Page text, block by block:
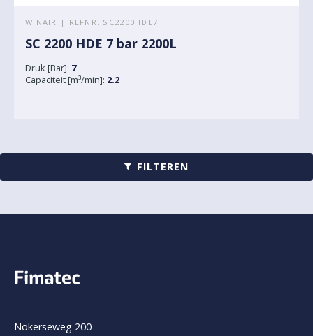
WINAIR | REFNR. SC2200HDE7
SC 2200 HDE 7 bar 2200L
Druk [Bar]: 7
Capaciteit [m³/min]: 2.2
FILTEREN
Nokerseweg 200